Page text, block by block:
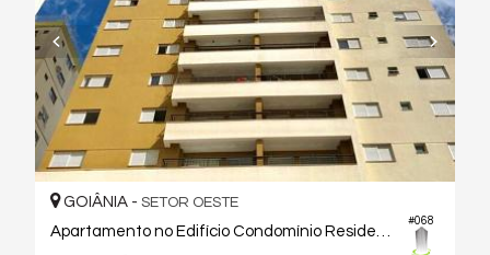
#068
GOIÂNIA - SETOR OESTE
Apartamento no Edifício Condomínio Residencial Visage D'or